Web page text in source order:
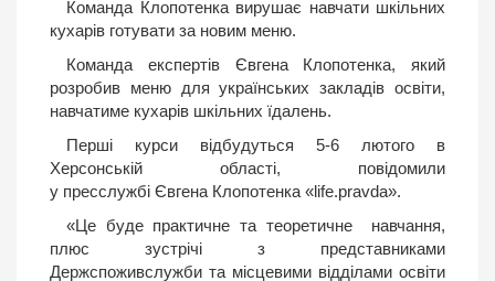
Команда Клопотенка вирушає навчати шкільних
кухарів готувати за новим меню.
Команда експертів Євгена Клопотенка, який
розробив меню для українських закладів освіти,
навчатиме кухарів шкільних їдалень.
Перші курси відбудуться 5-6 лютого в
Херсонській області, повідомили
у пресслужбі Євгена Клопотенка «life.pravda».
«Це буде практичне та теоретичне навчання,
плюс зустрічі з представниками
Держспоживслужби та місцевими відділами освіти